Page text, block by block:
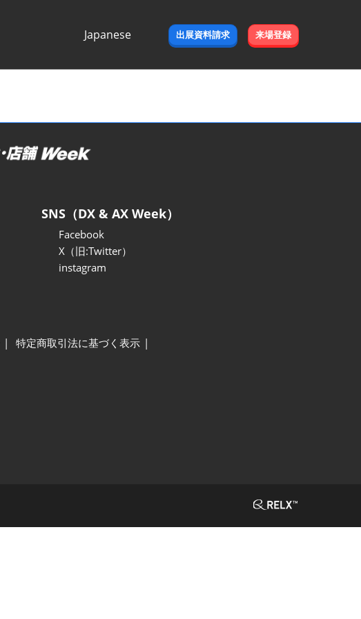
Japanese
出展資料請求 来場登録
SNS（DX & AX Week）
Facebook
X（旧:Twitter）
instagram
特定商取引法に基づく表示